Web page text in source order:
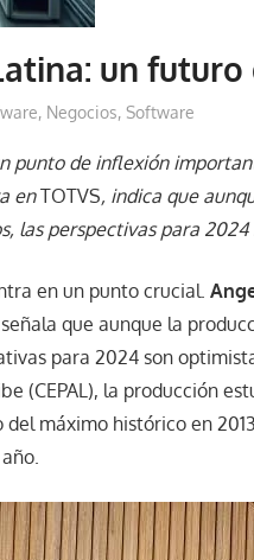
un
, Negocios, Software
punto de inflexión
enTOTVS, indica que
las perspectivas para
en un punto crucial.
que aunque la
para 2024 son
(CEPAL), la producción
máximo histórico en